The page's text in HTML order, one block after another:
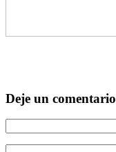
Deje un comentario